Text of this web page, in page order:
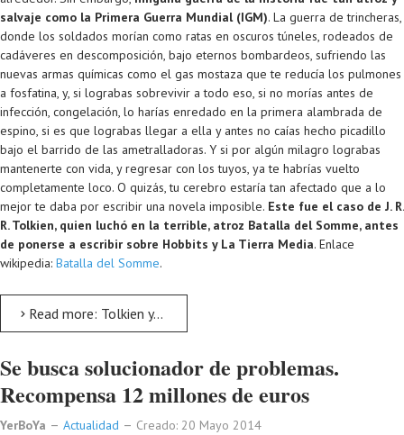
salvaje como la Primera Guerra Mundial (IGM). La guerra de trincheras,
donde los soldados morían como ratas en oscuros túneles, rodeados de
cadáveres en descomposición, bajo eternos bombardeos, sufriendo las
nuevas armas químicas como el gas mostaza que te reducía los pulmones
a fosfatina, y, si lograbas sobrevivir a todo eso, si no morías antes de
infección, congelación, lo harías enredado en la primera alambrada de
espino, si es que lograbas llegar a ella y antes no caías hecho picadillo
bajo el barrido de las ametralladoras. Y si por algún milagro lograbas
mantenerte con vida, y regresar con los tuyos, ya te habrías vuelto
completamente loco. O quizás, tu cerebro estaría tan afectado que a lo
mejor te daba por escribir una novela imposible. Este fue el caso de J. R.
R. Tolkien, quien luchó en la terrible, atroz Batalla del Somme, antes
de ponerse a escribir sobre Hobbits y La Tierra Media. Enlace
wikipedia: Batalla del Somme.
Read more: Tolkien y La Batalla del Somme
Se busca solucionador de problemas.
Recompensa 12 millones de euros
YerBoYa Actualidad Creado: 20 Mayo 2014